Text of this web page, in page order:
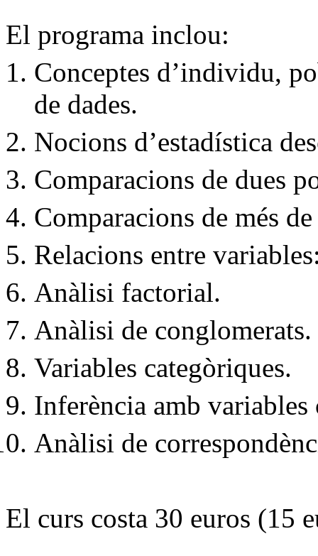
El programa inclou:
Conceptes d’individu,
de dades.
Nocions d’estadística
Comparacions de dues
Comparacions de més
Relacions entre
Anàlisi factorial.
Anàlisi de conglomerats.
Variables categòriques.
Inferència amb variables
Anàlisi de
El curs costa 30 euros (15